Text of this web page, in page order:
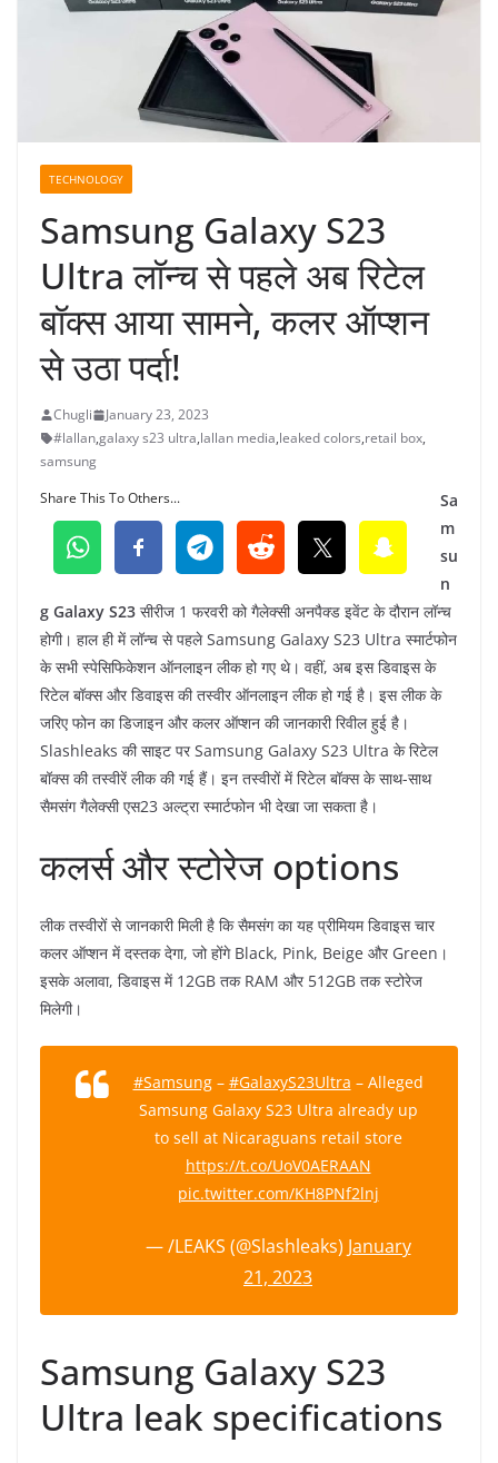
TECHNOLOGY
Samsung Galaxy S23
Ultra लॉन्च से पहले अब रिटेल
बॉक्स आया सामने, कलर ऑप्शन
से उठा पर्दा!
Chugli
January 23, 2023
#lallan,galaxy s23 ultra,lallan media,leaked colors,retail box,
samsung
Share This To Others...
Sa
m
su
n
g Galaxy S23 सीरीज 1 फरवरी को गैलेक्सी अनपैक्ड इवेंट के दौरान लॉन्च
होगी। हाल ही में लॉन्च से पहले Samsung Galaxy S23 Ultra स्मार्टफोन
के सभी स्पेसिफिकेशन ऑनलाइन लीक हो गए थे। वहीं, अब इस डिवाइस के
रिटेल बॉक्स और डिवाइस की तस्वीर ऑनलाइन लीक हो गई है। इस लीक के
जरिए फोन का डिजाइन और कलर ऑप्शन की जानकारी रिवील हुई है।
Slashleaks की साइट पर Samsung Galaxy S23 Ultra के रिटेल
बॉक्स की तस्वीरें लीक की गई हैं। इन तस्वीरों में रिटेल बॉक्स के साथ-साथ
सैमसंग गैलेक्सी एस23 अल्ट्रा स्मार्टफोन भी देखा जा सकता है।
कलर्स और स्टोरेज options
लीक तस्वीरों से जानकारी मिली है कि सैमसंग का यह प्रीमियम डिवाइस चार
कलर ऑप्शन में दस्तक देगा, जो होंगे Black, Pink, Beige और Green।
इसके अलावा, डिवाइस में 12GB तक RAM और 512GB तक स्टोरेज
मिलेगी।
#Samsung– #GalaxyS23Ultra – Alleged
Samsung Galaxy S23 Ultra already up
to sell at Nicaraguans retail store
https://t.co/UoV0AERAAN
pic.twitter.com/KH8PNf2lnj
— /LEAKS (@Slashleaks) January
21, 2023
Samsung Galaxy S23
Ultra leak specifications